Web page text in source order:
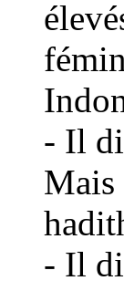
- Il
Mais
- Il